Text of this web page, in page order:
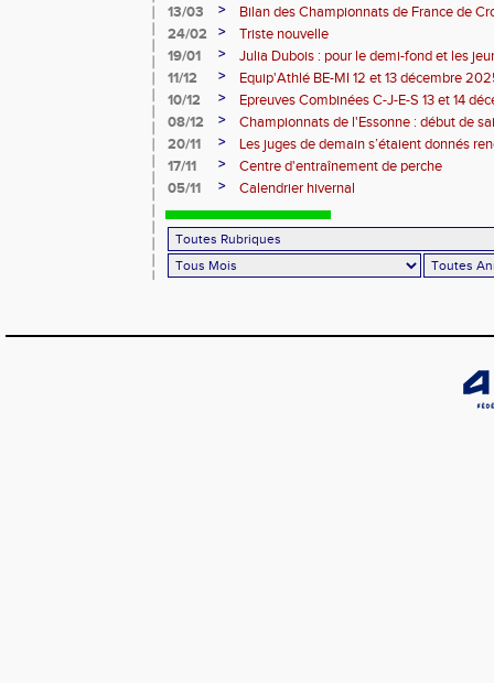
13/03
>
Bilan des Championnats de France de
24/02
>
Triste nouvelle
19/01
>
Julia Dubois : pour le demi-fond et les
11/12
>
Equip'Athlé BE-MI 12 et 13 décembre
10/12
>
Epreuves Combinées C-J-E-S 13 et 14
08/12
>
Championnats de l'Essonne : début de
roues
20/11 >
Les juges de demain s’étaient donnés
17/11
>
Centre d'entraînement de perche
05/11
> Calendrier hivernal